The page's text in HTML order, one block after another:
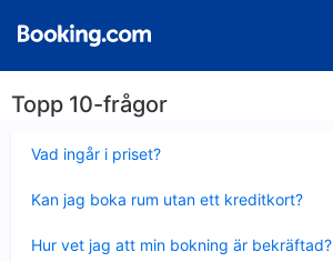
Topp 10-frågor
Vad ingår i priset?
mindre
Kan jag boka rum utan ett kreditkort?
mindre
Hur vet jag att min bokning är bekräftad?
mindre